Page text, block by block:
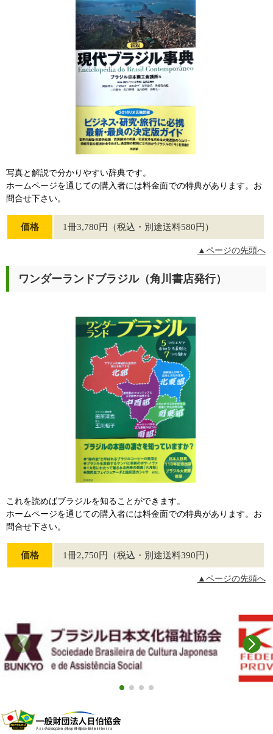
写真と解説で分かりやすい辞典です。
ホームページを通じての購入者には料金面での特典があります。お
問合せ下さい。
価格 1冊3,780円（税込・別途送料580円）
▲ページの先頭へ
ワンダーランドブラジル（角川書店発行）
これを読めばブラジルを知ることができます。
ホームページを通じての購入者には料金面での特典があります。お
問合せ下さい。
価格 1冊2,750円（税込・別途送料390円）
▲ページの先頭へ